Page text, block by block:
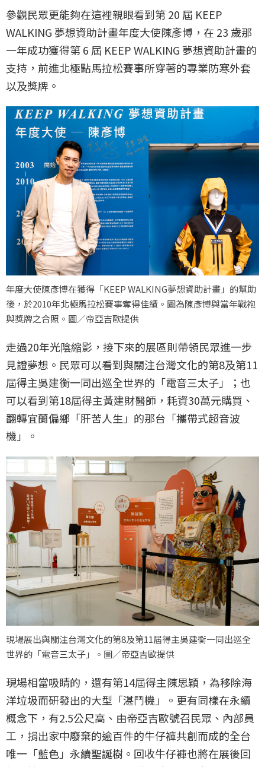
參觀民眾更能夠在這裡親眼看到第 20 屆 KEEP
WALKING 夢想資助計畫年度大使陳彥博，在 23 歲那
一年成功獲得第 6 屆 KEEP WALKING 夢想資助計畫的
支持，前進北極點馬拉松賽事所穿著的專業防寒外套
以及獎牌。
年度大使陳彥博在獲得「KEEP WALKING夢想資助計畫」的幫助
後，於2010年北極馬拉松賽事奪得佳績。圖為陳彥博與當年戰袍
與獎牌之合照。圖／帝亞吉歐提供
走過20年光陰縮影，接下來的展區則帶領民眾進一步
見證夢想。民眾可以看到與關注台灣文化的第8及第11
屆得主吳建衡一同出巡全世界的「電音三太子」；也
可以看到第18屆得主黃建財醫師，耗資30萬元購買、
翻轉宜蘭偏鄉「肝苦人生」的那台「攜帶式超音波
機」。
現場展出與關注台灣文化的第8及第11屆得主吳建衡一同出巡全
世界的「電音三太子」。圖／帝亞吉歐提供
現場相當吸睛的，還有第14屆得主陳思穎，為移除海
洋垃圾而研發出的大型「湛鬥機」。更有同樣在永續
概念下，有2.5公尺高、由帝亞吉歐號召民眾、內部員
工，捐出家中廢棄的逾百件的牛仔褲共創而成的全台
唯一「藍色」永續聖誕樹。回收牛仔褲也將在展後回